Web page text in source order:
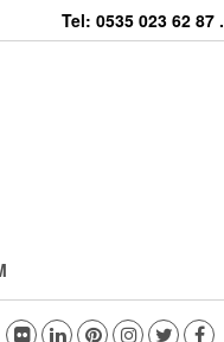
Tel: 0535 023 62 87 .